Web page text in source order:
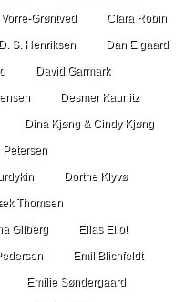
Grøntved Clara Robin
D. S. Henriksen Dan Elgaard
David Garmark
Desmer Kaunitz
Dina Kjøng & Cindy Kjøng
Petersen
Dorthe Klyvø
Thomsen
Gilberg Elias Eliot
Emil Blichfeldt
Emilie Søndergaard